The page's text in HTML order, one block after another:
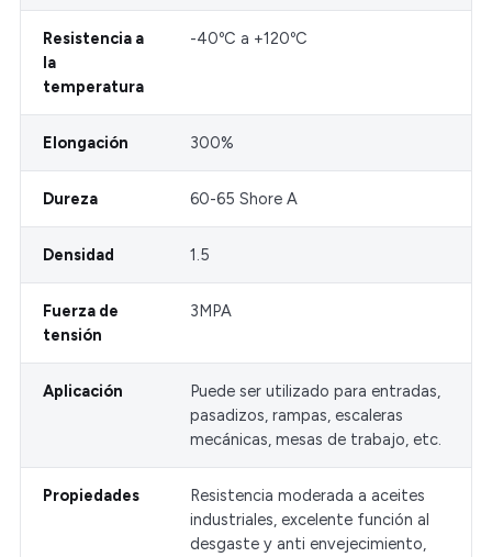
Resistencia a
la
temperatura
-40ºC a +120ºC
Elongación 300%
Dureza 60-65 Shore A
Densidad 1.5
Fuerza de
tensión
3MPA
Aplicación
Puede ser utilizado para entradas,
pasadizos, rampas, escaleras
mecánicas, mesas de trabajo, etc.
Propiedades
Resistencia moderada a aceites
industriales, excelente función al
desgaste y anti envejecimiento,